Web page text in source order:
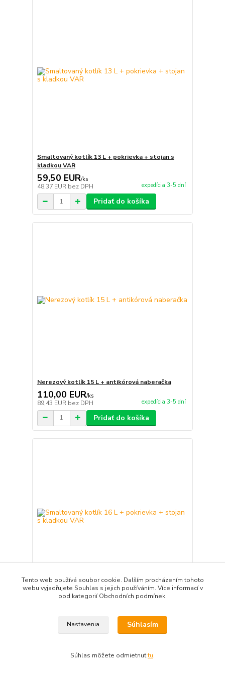
Smaltovaný kotlík 13 L + pokrievka + stojan s
kladkou VAR
59,50 EUR/ks
48,37 EUR bez DPH expedícia 3-5 dní
Pridať do košíka
Nerezový kotlík 15 L + antikórová naberačka
110,00 EUR/ks
89,43 EUR bez DPH expedícia 3-5 dní
Pridať do košíka
Smaltovaný kotlík 16 L + pokrievka + stojan s
62,50 EUR
50,81 EURbez DPH expedícia 3-5 dní
Tento web používá soubor cookie. Dalším procházením tohoto
webu vyjadřujete Souhlas s jejich používáním. Více informací v
pod kategorií Obchodních podmínek.
Nastavenia Súhlasím
Súhlas môžete odmietnuťtu.